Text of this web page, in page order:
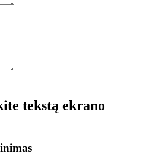
tekstą ekrano